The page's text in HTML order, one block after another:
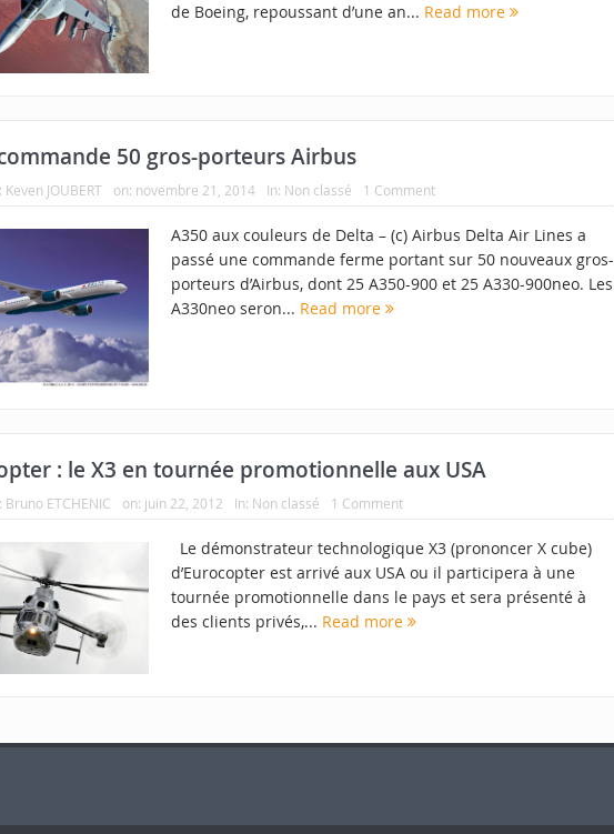
de Boeing, repoussant d’une an... Read more
50 gros-porteurs Airbus
Keven JOUBERT on: novembre 21, 2014 In: Non classé 1 Comment
A350 aux couleurs de Delta – (c) Airbus Delta Air Lines a
passé une commande ferme portant sur 50 nouveaux gros-
porteurs d’Airbus, dont 25 A350-900 et 25 A330-900neo. Les
A330neo seron... Read more
: le X3 en tournée promotionnelle aux USA
Bruno ETCHENIC on: juin 22, 2012 In: Non classé 1 Comment
Le démonstrateur technologique X3 (prononcer X cube)
d’Eurocopter est arrivé aux USA ou il participera à une
tournée promotionnelle dans le pays et sera présenté à
des clients privés,... Read more